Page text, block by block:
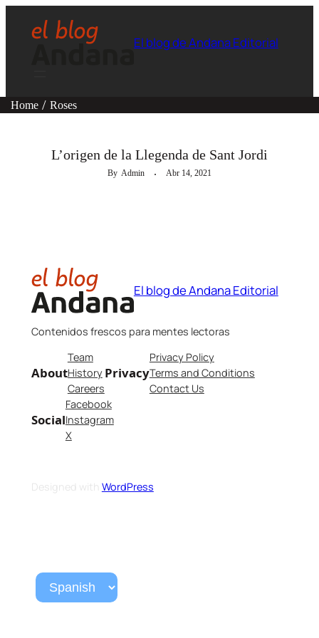
El blog de Andana Editorial
Home Roses
L’origen de la Llegenda de Sant Jordi
By Admin Abr 14, 2021
El blog de Andana Editorial
Contenidos frescos para mentes lectoras
About
Team
History
Careers
Privacy
Privacy Policy
Terms and Conditions
Contact Us
Social
Facebook
Instagram
X
Designed with WordPress